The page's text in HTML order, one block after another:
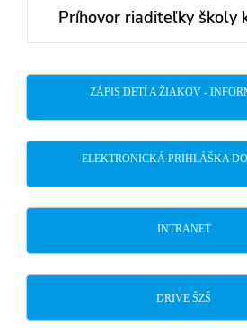
Next
post:
Príhovor riaditeľky školy
ZÁPIS DETÍ A ŽIAKOV -
ELEKTRONICKÁ PRIHLÁŠKA
INTRANET
DRIVE ŠZŠ